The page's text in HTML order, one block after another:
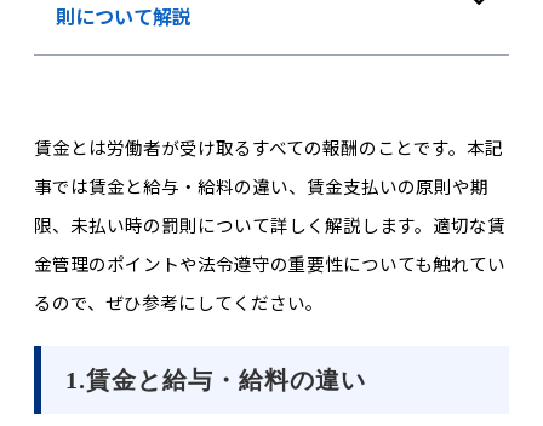
則について解説
賃金とは労働者が受け取るすべての報酬のことです。本記
事では賃金と給与・給料の違い、賃金支払いの原則や期
限、未払い時の罰則について詳しく解説します。適切な賃
金管理のポイントや法令遵守の重要性についても触れてい
るので、ぜひ参考にしてください。
1.賃金と給与・給料の違い